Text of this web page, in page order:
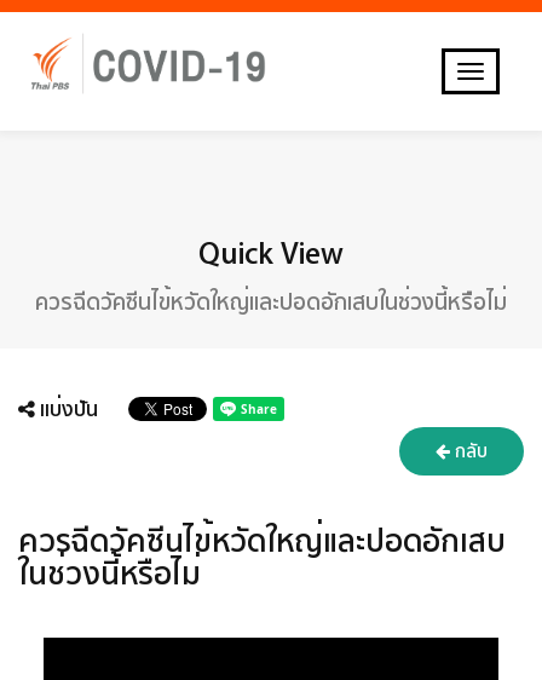
T
O
V
I
I
O
N
เข้าสู่เว็บไซต์หลัก
Quick View
ควรฉีดวัคซีนไข้หวัดใหญ่และปอดอักเสบในช่วงนี้หรือไม่
แบ่งปัน
กลับ
ควรฉีดวัคซีนไข้หวัดใหญ่และปอดอักเสบ
ในช่วงนี้หรือไม่